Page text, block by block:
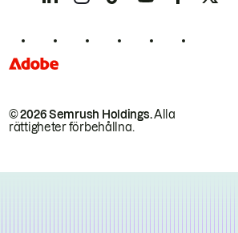
© 2026 Semrush Holdings.Alla
rättigheter förbehållna.